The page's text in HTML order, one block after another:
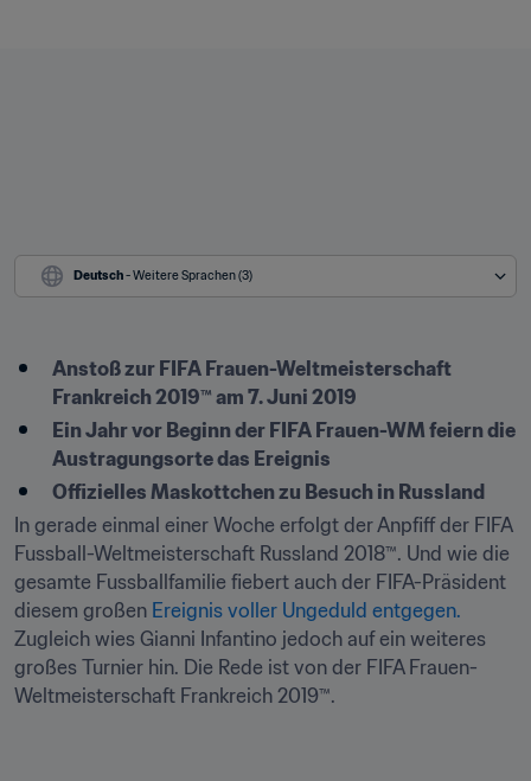
Deutsch - Weitere Sprachen (3)
Anstoß zur FIFA Frauen-Weltmeisterschaft
Frankreich 2019™ am 7. Juni 2019
Ein Jahr vor Beginn der FIFA Frauen-WM feiern die
Austragungsorte das Ereignis
Offizielles Maskottchen zu Besuch in Russland
In gerade einmal einer Woche erfolgt der Anpfiff der FIFA
Fussball-Weltmeisterschaft Russland 2018™. Und wie die
gesamte Fussballfamilie fiebert auch der FIFA-Präsident
diesem großen Ereignis voller Ungeduld entgegen.
Zugleich wies Gianni Infantino jedoch auf ein weiteres
großes Turnier hin. Die Rede ist von der FIFA Frauen-
Weltmeisterschaft Frankreich 2019™.